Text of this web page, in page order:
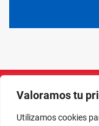
Valoramos tu
Utilizamos cookies
Instagram